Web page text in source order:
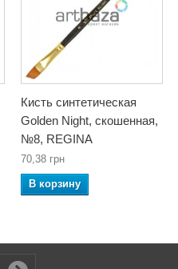
Кисть синтетическая
Golden Night, скошенная,
№8, REGINA
70,38 грн
В корзину